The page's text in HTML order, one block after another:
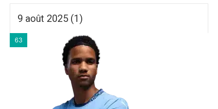
9 août 2025 (1)
63